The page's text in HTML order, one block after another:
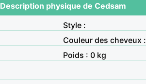
Description physique de Cedsam
Style :
Couleur des cheveux :
Poids : 0 kg